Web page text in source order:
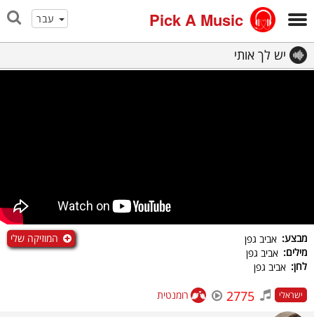
עבר Pick A Music
יש לך אותי
מבצע: אביב גפן
מילים: אביב גפן
לחן: אביב גפן
המוזיקה שלי
ישראלי 2775 רומנטית